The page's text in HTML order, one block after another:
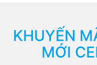
KHUYẾN
MỚI